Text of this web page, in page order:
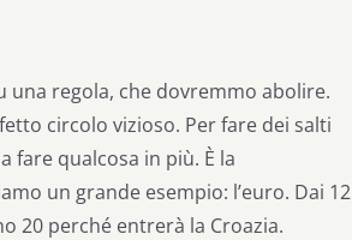
una regola, che dovremmo abolire.
circolo vizioso. Per fare dei salti
qualcosa in più. È la
un grande esempio: l’euro. Dai 12
20 perché entrerà la Croazia.